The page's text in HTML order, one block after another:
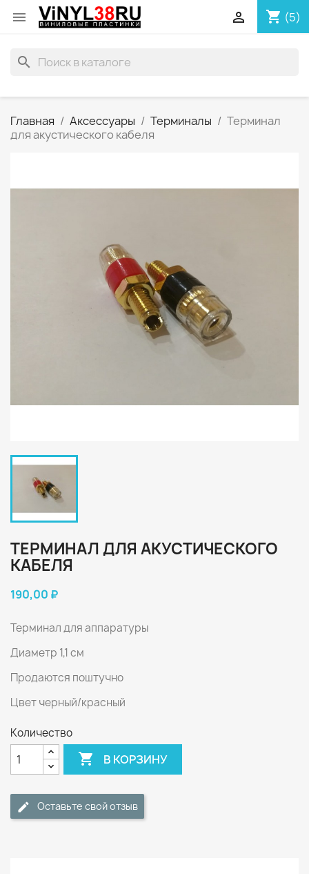
 shopping_cart (5)

search
Главная Аксессуары Терминалы
Терминал
для акустического кабеля
ТЕРМИНАЛ ДЛЯ АКУСТИЧЕСКОГО
КАБЕЛЯ
190,00 ₽
Терминал для аппаратуры
Диаметр 1,1 см
Продаются поштучно
Цвет черный/красный
Количество
 В КОРЗИНУ
Оставьте свой отзыв